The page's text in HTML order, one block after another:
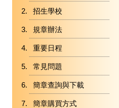
招生學校
規章辦法
重要日程
常見問題
簡章查詢與下載
簡章購買方式